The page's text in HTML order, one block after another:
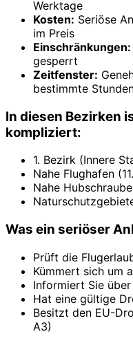
Werktage
Kosten: Seriöse
im Preis
Einschränkungen:
gesperrt
Zeitfenster:
bestimmte
In diesen Bezirken
kompliziert:
1. Bezirk (Innere
Nahe Flughafen
Nahe
Was ein seriöser
Prüft die
Kümmert sich um
Informiert Sie
Hat eine gültige
Besitzt den EU-
A3)